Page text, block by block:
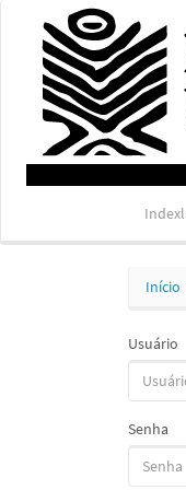
Navegação
Principal
Conteúdo
principal
Barra
Lateral
Início
Usuário
Senha